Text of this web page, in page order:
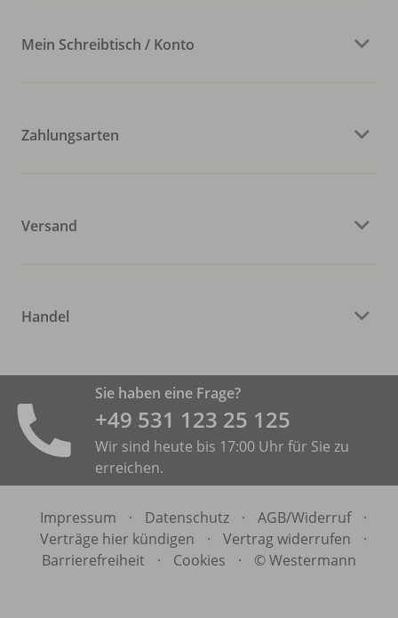
Mein Schreibtisch / Konto
Zahlungsarten
Versand
Handel
Sie haben eine Frage?
+49 531 ­123 25 125
Wir sind heute bis 17:00 Uhr für Sie zu
erreichen.
Impressum · Datenschutz · AGB/Widerruf
·
Verträge hier kündigen
· Vertrag widerrufen
·
Barrierefreiheit
· Cookies · © Westermann